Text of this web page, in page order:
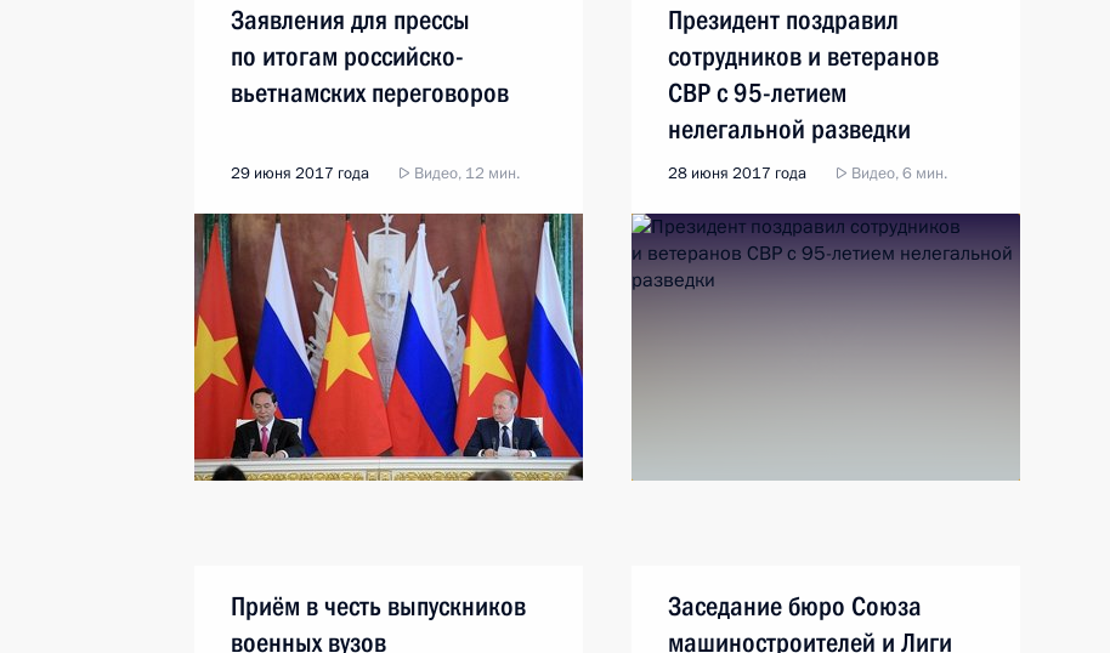
Заявления для прессы
по итогам российско-
вьетнамских переговоров
29 июня 2017 года Видео, 12 мин.
Президент поздравил
сотрудников и ветеранов
СВР с 95-летием
нелегальной разведки
28 июня 2017 года Видео, 6 мин.
Приём в честь выпускников
военных вузов
Заседание бюро Союза
машиностроителей и Лиги